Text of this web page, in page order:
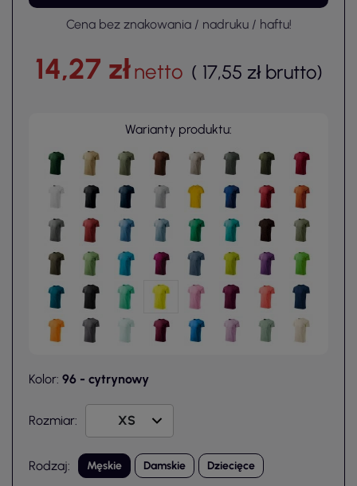
Cena bez znakowania / nadruku / haftu!
14,27 złnetto ( 17,55 zł brutto)
Warianty produktu:
Kolor: 96 - cytrynowy
Rozmiar:
Rodzaj: Męskie Damskie Dziecięce